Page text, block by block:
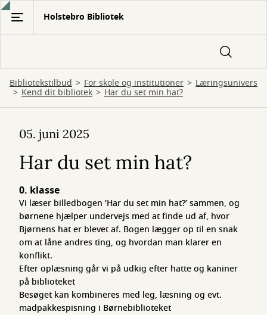
Gå
hovedindhold
Holstebro Bibliotek
Bibliotekstilbud For skole og institutioner Læringsunivers
Kend dit bibliotek Har du set min hat?
min
hat?
05. juni 2025
Har du set min hat?
0. klasse
Vi læser billedbogen ’Har du set min hat?’ sammen, og
børnene hjælper undervejs med at finde ud af, hvor
Bjørnens hat er blevet af. Bogen lægger op til en snak
om at låne andres ting, og hvordan man klarer en
konflikt.
Efter oplæsning går vi på udkig efter hatte og kaniner
på biblioteket
Besøget kan kombineres med leg, læsning og evt.
madpakkespisning i Børnebiblioteket